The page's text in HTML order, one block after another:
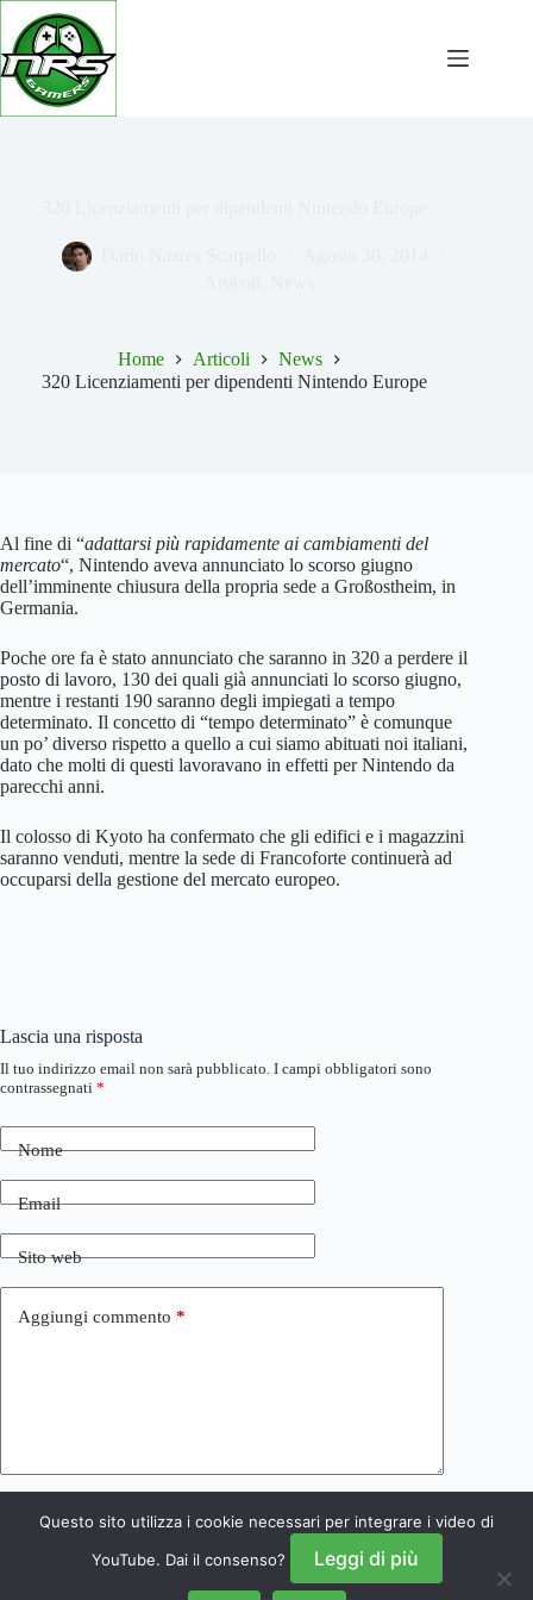
Salta
contenuto
Home Articoli
News
320 Licenziamenti per dipendenti Nintendo Europe
Al fine di “adattarsi più rapidamente ai cambiamenti del
mercato“, Nintendo aveva annunciato lo scorso giugno
dell’imminente chiusura della propria sede a Großostheim, in
Germania.
Poche ore fa è stato annunciato che saranno in 320 a perdere il
posto di lavoro, 130 dei quali già annunciati lo scorso giugno,
mentre i restanti 190 saranno degli impiegati a tempo
determinato. Il concetto di “tempo determinato” è comunque
un po’ diverso rispetto a quello a cui siamo abituati noi italiani,
dato che molti di questi lavoravano in effetti per Nintendo da
parecchi anni.
Il colosso di Kyoto ha confermato che gli edifici e i magazzini
saranno venduti, mentre la sede di Francoforte continuerà ad
occuparsi della gestione del mercato europeo.
Lascia una risposta
Il tuo indirizzo email non sarà pubblicato. I campi obbligatori sono
contrassegnati *
Nome
Email
Sito web
Aggiungi commento *
Invia commento
Questo sito utilizza i cookie necessari per integrare i video di
YouTube. Dai il consenso?
Leggi di più